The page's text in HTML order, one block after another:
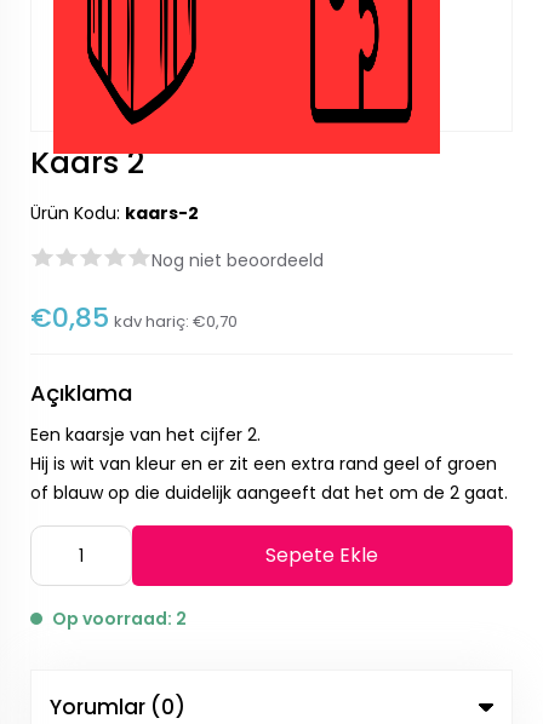
Kaars 2
Ürün Kodu: kaars-2
Nog niet beoordeeld
€0,85 kdv hariç: €0,70
Açıklama
Een kaarsje van het cijfer 2.
Hij is wit van kleur en er zit een extra rand geel of groen
of blauw op die duidelijk aangeeft dat het om de 2 gaat.
Sepete Ekle
Op voorraad: 2
Yorumlar (0)